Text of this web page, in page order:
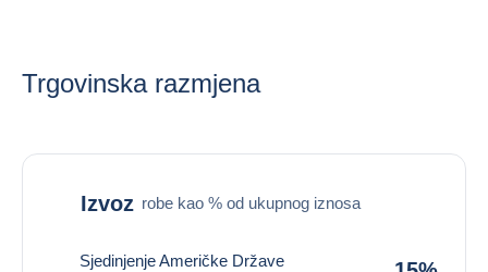
Trgovinska razmjena
Izvoz robe kao % od ukupnog iznosa
Sjedinjenje Američke Države